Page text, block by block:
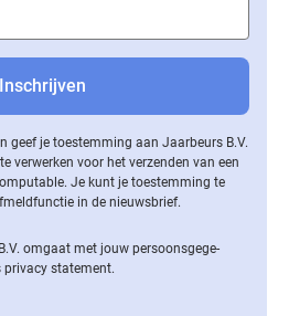
geef je toestemming aan Jaarbeurs B.V.
verwerken voor het verzenden van een
Je kunt je toestemming te
in de nieuwsbrief.
omgaat met jouw per­soons­ge­ge­
privacy statement.